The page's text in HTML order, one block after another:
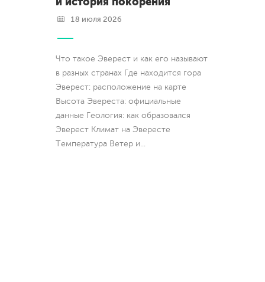
18 июля 2026
Что такое Эверест и как его называют
в разных странах Где находится гора
Эверест: расположение на карте
Высота Эвереста: официальные
данные Геология: как образовался
Эверест Климат на Эвересте
Температура Ветер и